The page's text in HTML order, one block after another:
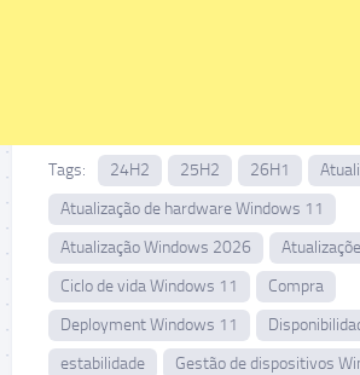
Tags: 24H2 25H2 26H1
Atualização de hardware Windows 11
Atualização Windows 2026
Ciclo de vida Windows 11
Compra
Deployment Windows 11
estabilidade
Gestão de dispositivos